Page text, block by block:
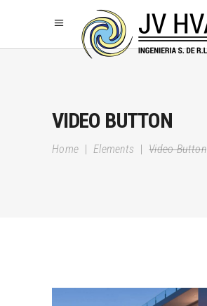
VIDEO BUTTON
Home | Elements |Video Button